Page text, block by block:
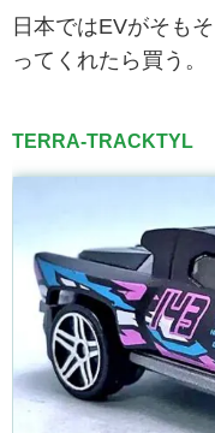
日本ではEVがそも
ってくれたら買う。
TERRA-TRACKTYL